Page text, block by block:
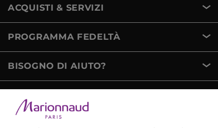
ACQUISTI & SERVIZI
PROGRAMMA FEDELTÀ
BISOGNO DI AIUTO?